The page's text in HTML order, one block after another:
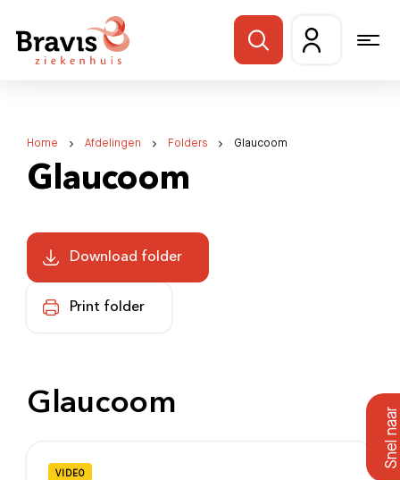
Home Afdelingen Folders Glaucoom
Glaucoom
Download folder
Print folder
Glaucoom
VIDEO